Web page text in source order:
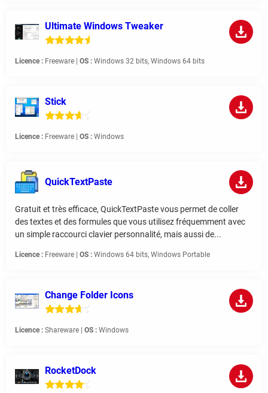
Ultimate Windows Tweaker
Licence : Freeware | OS : Windows 32 bits, Windows 64 bits
Stick
Licence : Freeware | OS : Windows
QuickTextPaste
Gratuit et très efficace, QuickTextPaste vous permet de coller
des textes et des formules que vous utilisez fréquemment avec
un simple raccourci clavier personnalité, mais aussi de...
Licence : Freeware | OS : Windows 64 bits, Windows Portable
Change Folder Icons
Licence : Shareware | OS : Windows
RocketDock